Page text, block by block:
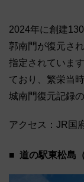
2024年に創建
郭南門が復元さ
指定されていま
ており、繁栄当
城南門復元記録
アクセス：JR国
道の駅東松島